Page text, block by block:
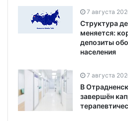
7 августа
Структура
меняется:
депозиты
населения
7 августа
В
завершён